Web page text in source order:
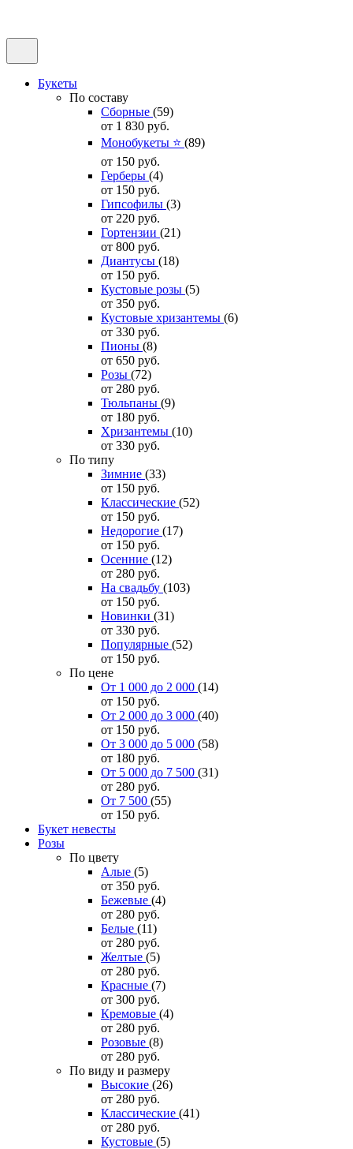
Букеты
По составу
Сборные (59)
от 1 830 руб.
Монобукеты ⭐ (89)
от 150 руб.
Герберы (4)
от 150 руб.
Гипсофилы (3)
от 220 руб.
Гортензии (21)
от 800 руб.
Диантусы (18)
от 150 руб.
Кустовые розы (5)
от 350 руб.
Кустовые хризантемы (6)
от 330 руб.
Пионы (8)
от 650 руб.
Розы (72)
от 280 руб.
Тюльпаны (9)
от 180 руб.
Хризантемы (10)
от 330 руб.
По типу
Зимние (33)
от 150 руб.
Классические (52)
от 150 руб.
Недорогие (17)
от 150 руб.
Осенние (12)
от 280 руб.
На свадьбу (103)
от 150 руб.
Новинки (31)
от 330 руб.
Популярные (52)
от 150 руб.
По цене
От 1 000 до 2 000 (14)
от 150 руб.
От 2 000 до 3 000 (40)
от 150 руб.
От 3 000 до 5 000 (58)
от 180 руб.
От 5 000 до 7 500 (31)
от 280 руб.
От 7 500 (55)
от 150 руб.
Букет невесты
Розы
По цвету
Алые (5)
от 350 руб.
Бежевые (4)
от 280 руб.
Белые (11)
от 280 руб.
Желтые (5)
от 280 руб.
Красные (7)
от 300 руб.
Кремовые (4)
от 280 руб.
Розовые (8)
от 280 руб.
По виду и размеру
Высокие (26)
от 280 руб.
Классические (41)
от 280 руб.
Кустовые (5)